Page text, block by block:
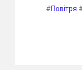
#Повітря